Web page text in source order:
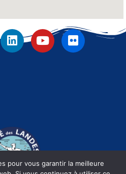
pour vous garantir la meilleure